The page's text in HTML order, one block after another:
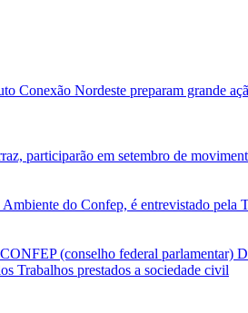
Conexão Nordeste preparam grande
participarão em setembro de
do Confep, é entrevistado
(conselho federal
Trabalhos prestados a sociedade civil